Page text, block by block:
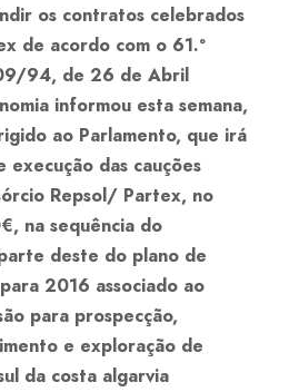
os contratos celebrados
de acordo com o 61.º
94, de 26 de Abril
informou esta semana,
ao Parlamento, que irá
execução das cauções
Repsol/ Partex, no
na sequência do
deste do plano de
2016 associado ao
para prospecção,
e exploração de
da costa algarvia